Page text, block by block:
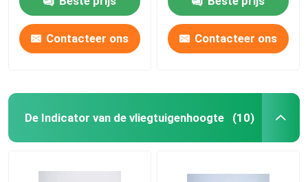
Contacteer ons Contacteer ons
De Indicator van de vliegtuigenhoogte (10)